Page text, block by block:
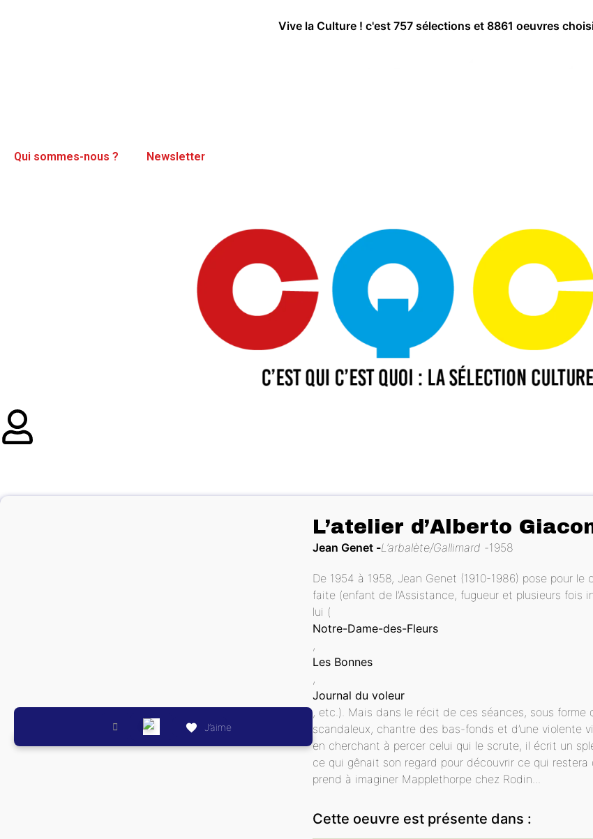
Vive la Culture ! c'est 757 sélections et 8861 oeuvres
Qui sommes-nous ? Newsletter
J’aime
L’atelier d’Alberto
Jean Genet L’arbalète/Gallimard 1958
De 1954 à 1958, Jean Genet (1910-1986) pose pour
faite (enfant de l’Assistance, fugueur et plusieurs fois
lui (
Notre-Dame-des-Fleurs
,
Les Bonnes
,
Journal du voleur
, etc.). Mais dans le récit de ces séances, sous
scandaleux, chantre des bas-fonds et d’une violente
en cherchant à percer celui qui le scrute, il écrit un
ce qui gênait son regard pour découvrir ce qui
prend à imaginer Mapplethorpe chez Rodin...
Cette oeuvre est présente dans :